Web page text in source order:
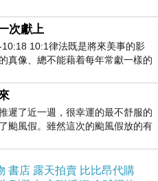
鐵釘，硬生生刺進螢
次獻上
10:1律法既是將來美事的影
真像、總不能藉着每年常獻一樣的
來的人得以完全。 10
遲了近一週，很幸運的最不舒服的
颱風假。雖然這次的颱風假放的有
不大，但這也是最想要的
書店 露天拍賣 比比昂代購